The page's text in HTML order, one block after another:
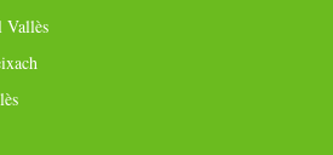
Vallès